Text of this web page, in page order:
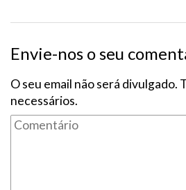
Envie-nos o seu
O seu email não será divulgado.
necessários.